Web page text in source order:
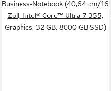
Business-Notebook (40,64 cm/16
Zoll, Intel® Core™ Ultra 7 355,
Graphics, 32 GB, 8000 GB SSD)